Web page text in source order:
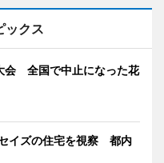
ックス
会 全国で中止になった花
イズの住宅を視察 都内